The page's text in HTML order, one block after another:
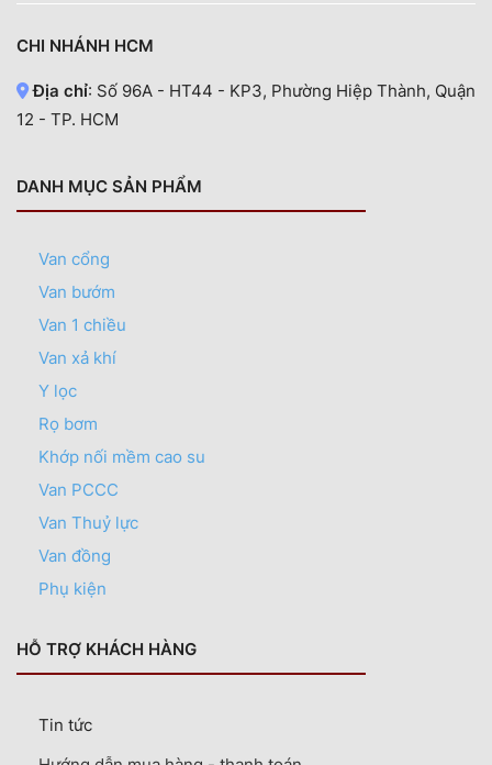
CHI NHÁNH HCM
Địa chỉ: Số 96A - HT44 - KP3, Phường Hiệp Thành, Quận
12 - TP. HCM
DANH MỤC SẢN PHẨM
Van cổng
Van bướm
Van 1 chiều
Van xả khí
Y lọc
Rọ bơm
Khớp nối mềm cao su
Van PCCC
Van Thuỷ lực
Van đồng
Phụ kiện
HỖ TRỢ KHÁCH HÀNG
Tin tức